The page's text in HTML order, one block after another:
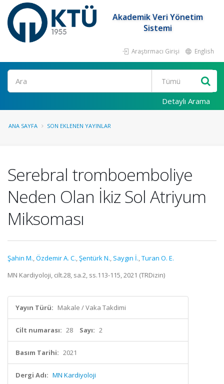
Akademik Veri Yönetim
Sistemi
Araştırmacı Girişi English
Ara
Detaylı Arama
ANA SAYFA SON EKLENEN YAYINLAR
Serebral tromboemboliye
Neden Olan İkiz Sol Atriyum
Miksoması
Şahin M.,Özdemir A. C.,Şentürk N., Saygın İ.,Turan O. E.
MN Kardiyoloji, cilt.28, sa.2, ss.113-115, 2021 (TRDizin)
Yayın Türü: Makale / Vaka Takdimi
Cilt numarası: 28 Sayı: 2
Basım Tarihi: 2021
Dergi Adı: MN Kardiyoloji